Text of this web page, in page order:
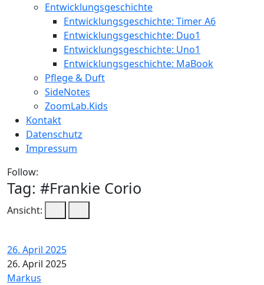
Entwicklungsgeschichte
Entwicklungsgeschichte: Timer A6
Entwicklungsgeschichte: Duo1
Entwicklungsgeschichte: Uno1
Entwicklungsgeschichte: MaBook
Pflege & Duft
SideNotes
ZoomLab.Kids
Kontakt
Datenschutz
Impressum
Follow:
Tag: #Frankie Corio
Ansicht:
26. April 2025
26. April 2025
Markus